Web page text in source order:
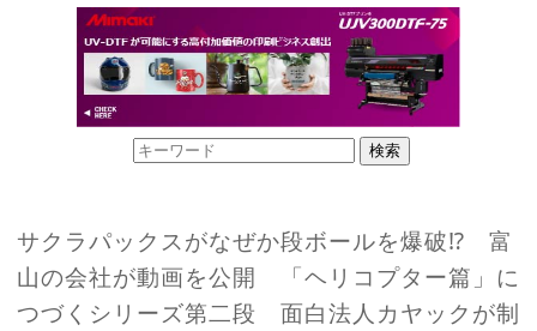
サクラパックスがなぜか段ボールを爆破⁉ 富
山の会社が動画を公開 「ヘリコプター篇」に
つづくシリーズ第二段 面白法人カヤックが制